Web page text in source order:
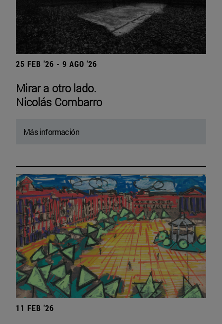
25 FEB '26 - 9 AGO '26
Mirar a otro lado.
Nicolás Combarro
Más información
11 FEB '26